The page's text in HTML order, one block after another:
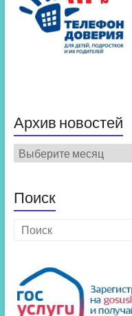
Архив новостей
Архив
новостей
Поиск